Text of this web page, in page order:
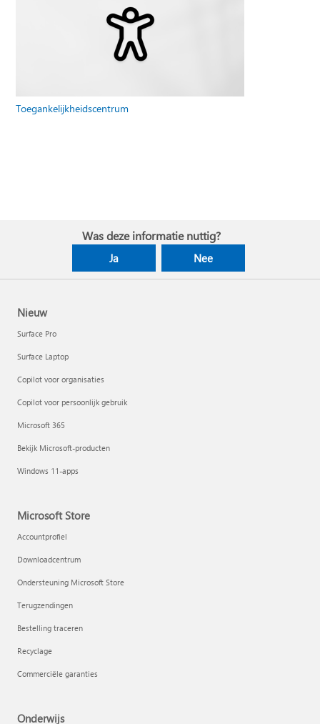
Toegankelijkheidscentrum
Was deze informatie nuttig?
Ja Nee
Nieuw
Surface Pro
Surface Laptop
Copilot voor organisaties
Copilot voor persoonlijk gebruik
Microsoft 365
Bekijk Microsoft-producten
Windows 11-apps
Microsoft Store
Accountprofiel
Downloadcentrum
Ondersteuning Microsoft Store
Terugzendingen
Bestelling traceren
Recyclage
Commerciële garanties
Onderwijs